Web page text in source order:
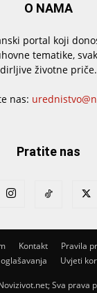
O NAMA
portal koji
tematike,
dirljive životne priče.
nas:
Pratite nas
Kontakt
Pravila
Uvjeti
Sva prava